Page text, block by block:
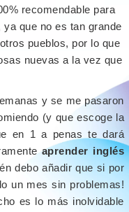
recomendable para
ya que no es tan grande
pueblos, por lo que
nuevas a la vez que
y se me pasaron
(y que escoge la
en 1 a penas te dará
aprender inglés
debo añadir que si por
un mes sin problemas!
es lo más inolvidable